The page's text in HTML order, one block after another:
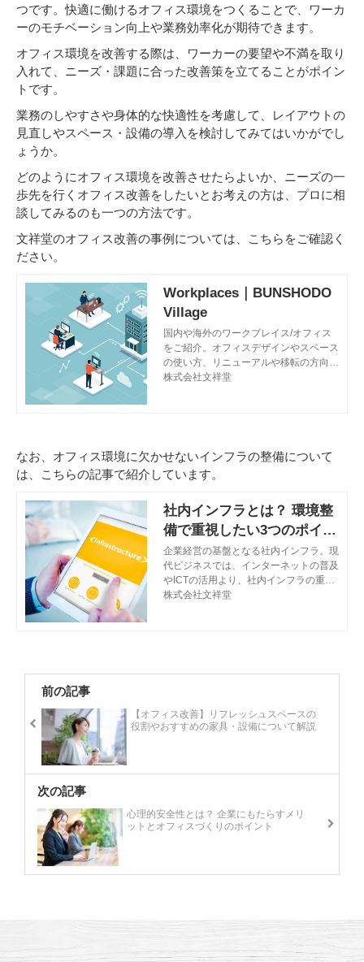
つです。快適に働けるオフィス環境をつくることで、ワーカ
ーのモチベーション向上や業務効率化が期待できます。
オフィス環境を改善する際は、ワーカーの要望や不満を取り
入れて、ニーズ・課題に合った改善策を立てることがポイン
トです。
業務のしやすさや身体的な快適性を考慮して、レイアウトの
見直しやスペース・設備の導入を検討してみてはいかがでし
ょうか。
どのようにオフィス環境を改善させたらよいか、ニーズの一
歩先を行くオフィス改善をしたいとお考えの方は、プロに相
談してみるのも一つの方法です。
文祥堂のオフィス改善の事例については、こちらをご確認く
ださい。
Workplaces｜BUNSHODO
Village
国内や海外のワークプレイス/オフィス
をご紹介。オフィスデザインやスペース
の使い方、リニューアルや移転の方向性
に悩んだら、このページで様々な地域の
株式会社文祥堂
なお、オフィス環境に欠かせないインフラの整備について
は、こちらの記事で紹介しています。
社内インフラとは？ 環境整
備で重視したい3つのポイン
ト
企業経営の基盤となる社内インフラ。現
代ビジネスでは、インターネットの普及
やICTの活用より、社内インフラの重要
性が高まっています。安全に、効率的に
株式会社文祥堂
前の記事
【オフィス改善】リフレッシュスペースの
役割やおすすめの家具・設備について解説
次の記事
心理的安全性とは？ 企業にもたらすメリ
ットとオフィスづくりのポイント